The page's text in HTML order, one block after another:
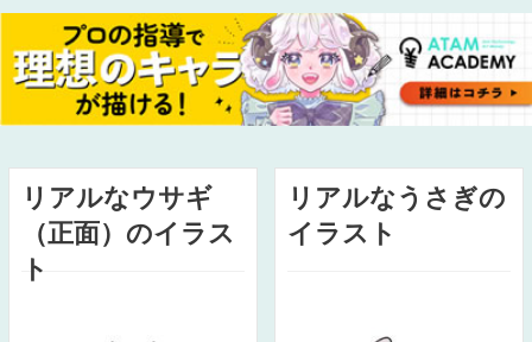
リアルなウサギ
（正面）のイラス
ト
リアルなうさぎの
イラスト